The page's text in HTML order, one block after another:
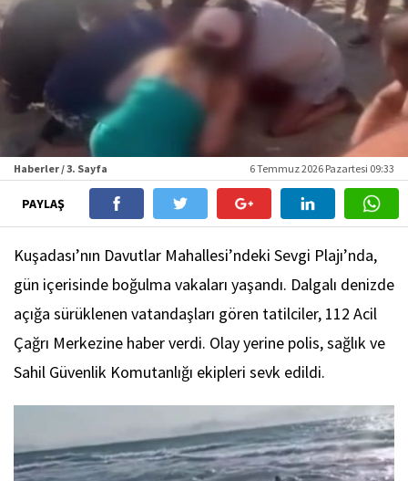
Haberler / 3. Sayfa 6 Temmuz 2026 Pazartesi 09:33
PAYLAŞ
Kuşadası’nın Davutlar Mahallesi’ndeki Sevgi Plajı’nda,
gün içerisinde boğulma vakaları yaşandı. Dalgalı denizde
açığa sürüklenen vatandaşları gören tatilciler, 112 Acil
Çağrı Merkezine haber verdi. Olay yerine polis, sağlık ve
Sahil Güvenlik Komutanlığı ekipleri sevk edildi.